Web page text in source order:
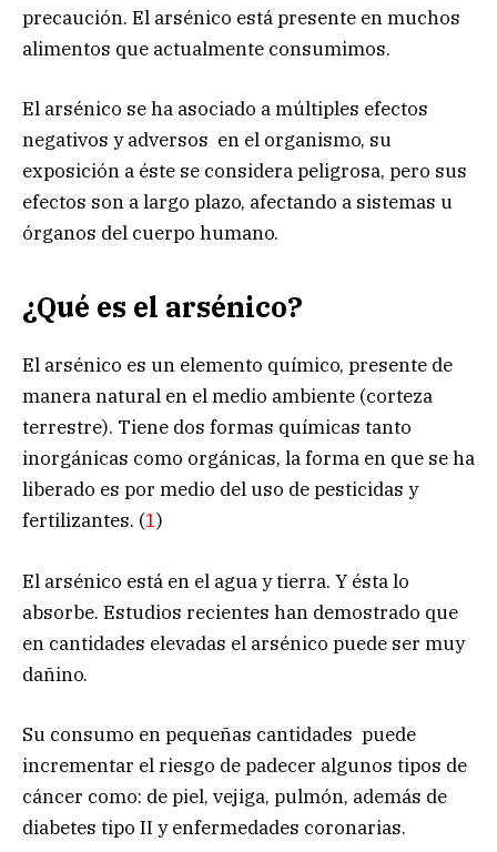
precaución. El arsénico está presente en muchos
alimentos que actualmente consumimos.
El arsénico se ha asociado a múltiples efectos
negativos y adversos en el organismo, su
exposición a éste se considera peligrosa, pero sus
efectos son a largo plazo, afectando a sistemas u
órganos del cuerpo humano.
¿Qué es el arsénico?
El arsénico es un elemento químico, presente de
manera natural en el medio ambiente (corteza
terrestre). Tiene dos formas químicas tanto
inorgánicas como orgánicas, la forma en que se ha
liberado es por medio del uso de pesticidas y
fertilizantes. (1)
El arsénico está en el agua y tierra. Y ésta lo
absorbe. Estudios recientes han demostrado que
en cantidades elevadas el arsénico puede ser muy
dañino.
Su consumo en pequeñas cantidades puede
incrementar el riesgo de padecer algunos tipos de
cáncer como: de piel, vejiga, pulmón, además de
diabetes tipo II y enfermedades coronarias.